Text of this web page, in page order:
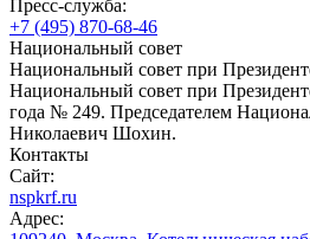
Пресс-служба:
+7 (495) 870-68-46
Национальный совет
Национальный совет при
Национальный совет при
года № 249. Председателем
Николаевич Шохин.
Контакты
Сайт:
nspkrf.ru
Адрес: